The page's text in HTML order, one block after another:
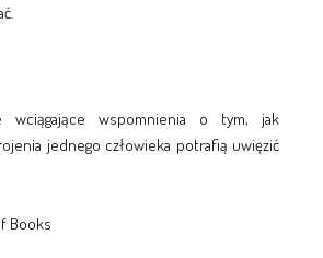
wciągające wspomnienia o tym, jak
jednego człowieka potrafią uwięzić
Books